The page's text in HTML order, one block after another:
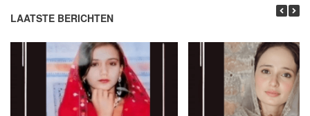
LAATSTE BERICHTEN